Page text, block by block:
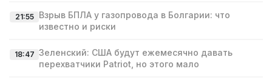
21:55
Взрыв БПЛА у газопровода в Болгарии: что
известно и риски
18:47 Зеленский: США будут ежемесячно давать
перехватчики Patriot, но этого мало